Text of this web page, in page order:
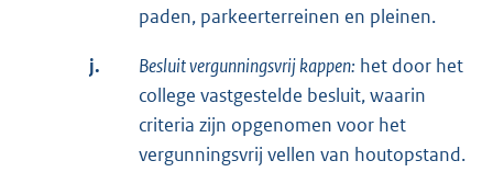
paden, parkeerterreinen en pleinen.
j. Besluit vergunningsvrij kappen: het door het
college vastgestelde besluit, waarin
criteria zijn opgenomen voor het
vergunningsvrij vellen van houtopstand.